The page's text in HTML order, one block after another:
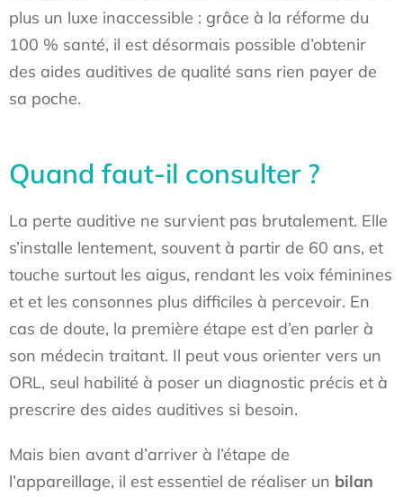
plus un luxe inaccessible : grâce à la réforme du
100 % santé, il est désormais possible d’obtenir
des aides auditives de qualité sans rien payer de
sa poche.
Quand faut-il consulter ?
La perte auditive ne survient pas brutalement. Elle
s’installe lentement, souvent à partir de 60 ans, et
touche surtout les aigus, rendant les voix féminines
et et les consonnes plus difficiles à percevoir. En
cas de doute, la première étape est d’en parler à
son médecin traitant. Il peut vous orienter vers un
ORL, seul habilité à poser un diagnostic précis et à
prescrire des aides auditives si besoin.
Mais bien avant d’arriver à l’étape de
l’appareillage, il est essentiel de réaliser un bilan